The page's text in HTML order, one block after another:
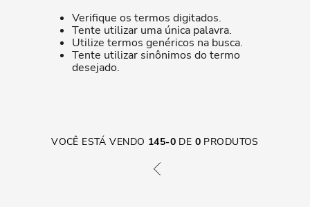
Verifique os termos digitados.
Tente utilizar uma única palavra.
Utilize termos genéricos na busca.
Tente utilizar sinônimos do termo
desejado.
VOCÊ ESTÁ VENDO 145-0 DE 0 PRODUTOS